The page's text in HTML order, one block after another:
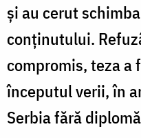
și au cerut
conținutului.
compromis, teza a
începutul verii, în
Serbia fără